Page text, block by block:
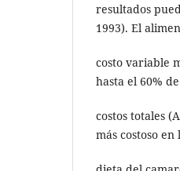
resultados
1993). El
costo variable
hasta el 60%
costos totales
más costoso en